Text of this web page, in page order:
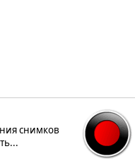
снимков